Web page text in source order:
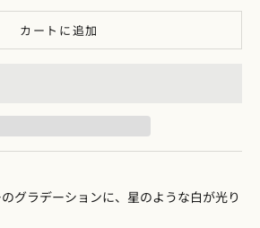
カートに追加
グラデーションに、星のような白が光り